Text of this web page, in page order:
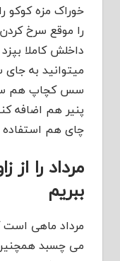
خوراک مزه کوکو
را موقع سرخ
داخلش کاملا
میتوانید به
سس کچاپ هم
پنیر هم اضافه
چای هم استفاده
مرداد را از
ببریم
مرداد ماهی
می چسبد